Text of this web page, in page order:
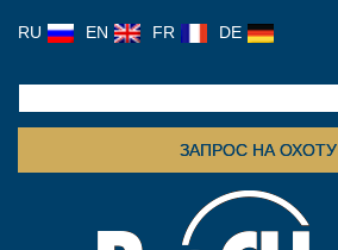
RU EN FR DE
ЗАПРОС НА ОХОТУ